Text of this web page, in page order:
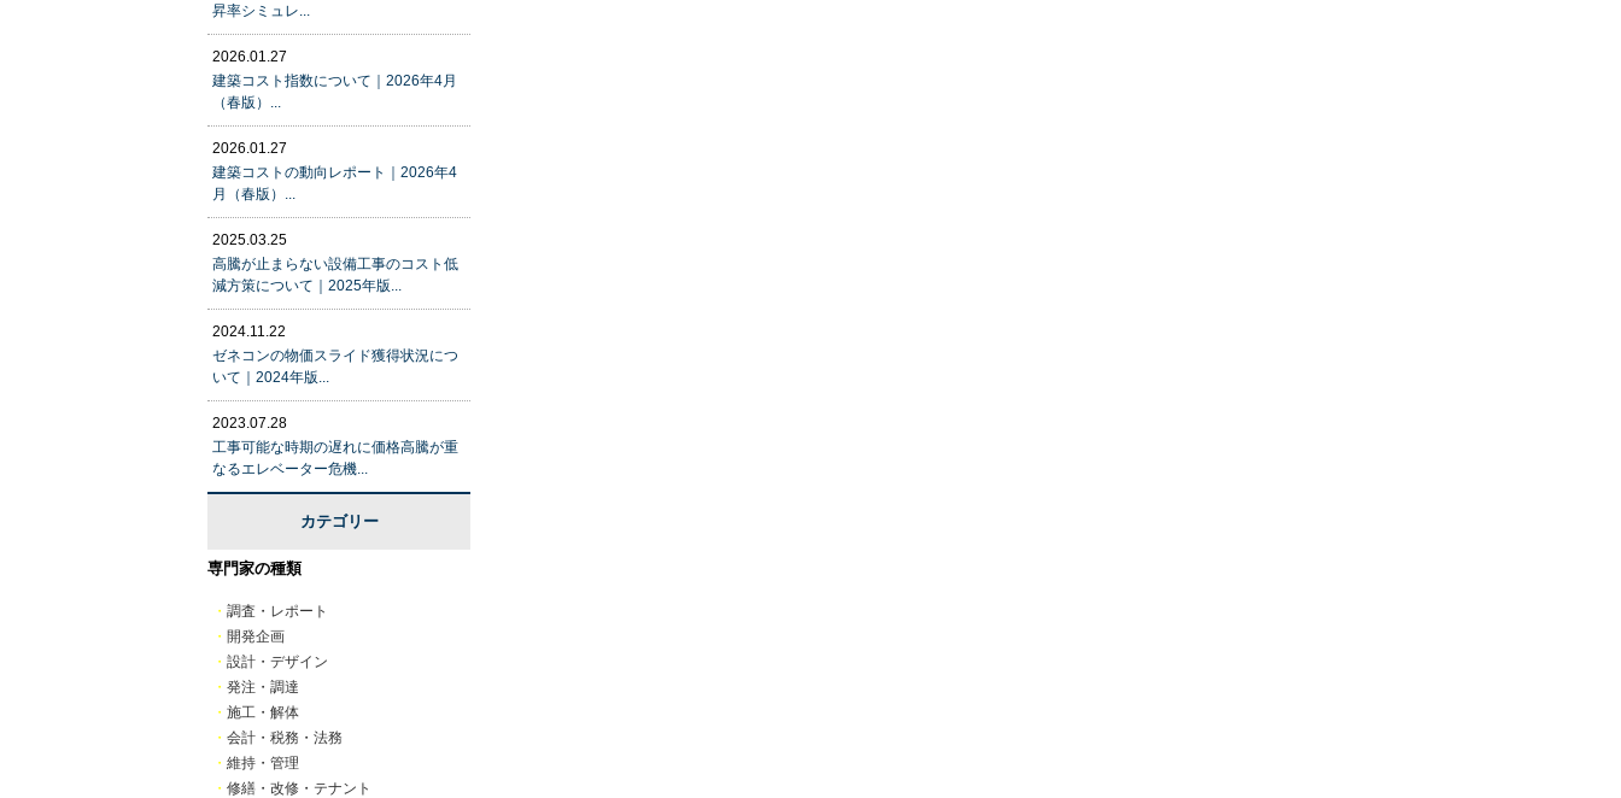
昇率シミュレ...
2026.01.27
建築コスト指数について｜2026年4月
（春版）...
2026.01.27
建築コストの動向レポート｜2026年4
月（春版）...
2025.03.25
高騰が止まらない設備工事のコスト低
減方策について｜2025年版...
2024.11.22
ゼネコンの物価スライド獲得状況につ
いて｜2024年版...
2023.07.28
工事可能な時期の遅れに価格高騰が重
なるエレベーター危機...
カテゴリー
専門家の種類
・ 調査・レポート
・ 開発企画
・ 設計・デザイン
・ 発注・調達
・ 施工・解体
・ 会計・税務・法務
・ 維持・管理
・ 修繕・改修・テナント